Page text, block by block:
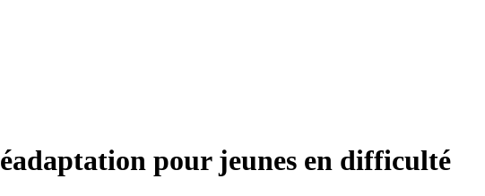
pour jeunes en difficulté